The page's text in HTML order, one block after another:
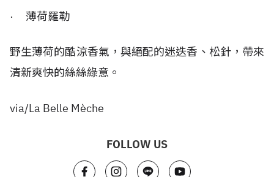
· 薄荷羅勒
野生薄荷的酷涼香氣，與絕配的迷迭香、松針，帶來
清新爽快的絲絲綠意。
via/La Belle Mèche
FOLLOW US